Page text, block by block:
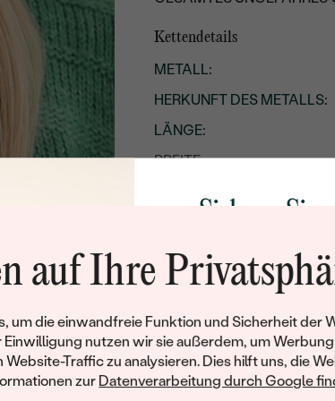
auf Ihre
um die einwandfreie Funktion und Sicherheit der
nutzen wir sie außerdem, um Werbung
Traffic zu analysieren. Dies hilft uns, die
zur Datenverarbeitung durch Google
Kettendetails
METALL:
HERKUNFT DES METALLS:
LÄNGE:
BREITE:
TYP:
KARATGEWICHT:
ABMESSUNGEN:
REINHEIT:
Sichern Sie
Rabatt auf
Werden Sie Teil
und entdecken Sie die
gefertigten Schmucks